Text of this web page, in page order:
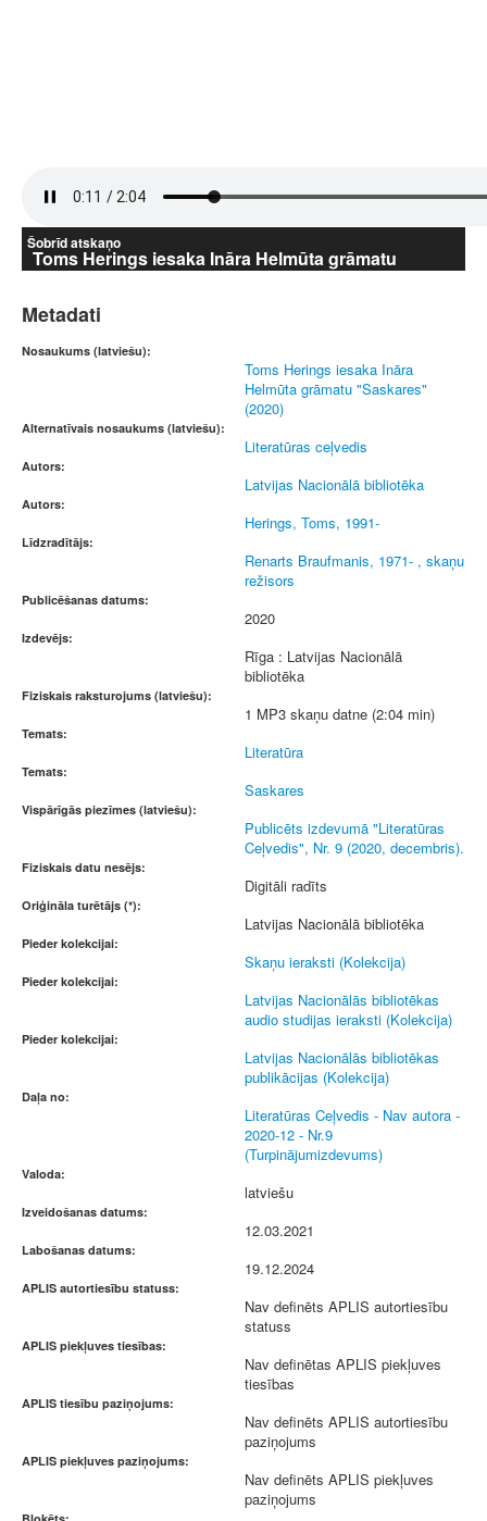
Šobrīd atskaņo
Toms Herings iesaka Ināra Helmūta grāmatu
"Saskares" (2020)
Metadati
Nosaukums (latviešu):
Toms Herings iesaka Ināra
Helmūta grāmatu "Saskares"
(2020)
Alternatīvais nosaukums (latviešu):
Literatūras ceļvedis
Autors:
Latvijas Nacionālā bibliotēka
Autors:
Herings, Toms, 1991-
Līdzradītājs:
Renarts Braufmanis, 1971- , skaņu
režisors
Publicēšanas datums:
2020
Izdevējs:
Rīga : Latvijas Nacionālā
bibliotēka
Fiziskais raksturojums (latviešu):
1 MP3 skaņu datne (2:04 min)
Temats:
Literatūra
Temats:
Saskares
Vispārīgās piezīmes (latviešu):
Publicēts izdevumā "Literatūras
Ceļvedis", Nr. 9 (2020, decembris).
Fiziskais datu nesējs:
Digitāli radīts
Oriģināla turētājs (*):
Latvijas Nacionālā bibliotēka
Pieder kolekcijai:
Skaņu ieraksti (Kolekcija)
Pieder kolekcijai:
Latvijas Nacionālās bibliotēkas
audio studijas ieraksti (Kolekcija)
Pieder kolekcijai:
Latvijas Nacionālās bibliotēkas
publikācijas (Kolekcija)
Daļa no:
Literatūras Ceļvedis - Nav autora -
2020-12 - Nr.9
(Turpinājumizdevums)
Valoda:
latviešu
Izveidošanas datums:
12.03.2021
Labošanas datums:
19.12.2024
APLIS autortiesību statuss:
Nav definēts APLIS autortiesību
statuss
APLIS piekļuves tiesības:
Nav definētas APLIS piekļuves
tiesības
APLIS tiesību paziņojums:
Nav definēts APLIS autortiesību
paziņojums
APLIS piekļuves paziņojums:
Nav definēts APLIS piekļuves
paziņojums